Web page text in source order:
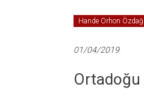
Hande Orhon Özdağ
01/04/2019
Ortadoğu